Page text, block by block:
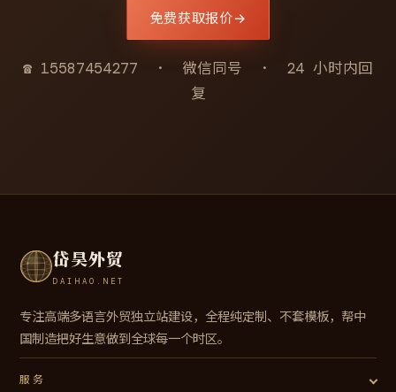
免费获取报价→
☎ 15587454277 · 微信同号 · 24 小时内回
复
岱昊外贸
DAIHAO.NET
专注高端多语言外贸独立站建设，全程纯定制、不套模板，帮中
国制造把好生意做到全球每一个时区。
服务